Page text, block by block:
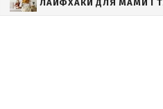
ЛАЙФХАКИ ДЛЯ МАМИ І